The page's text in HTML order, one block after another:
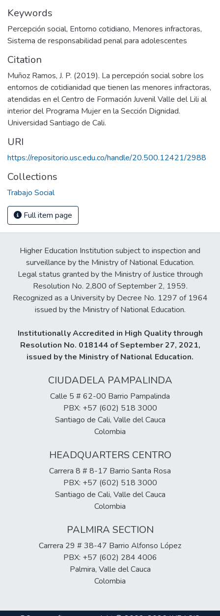
Keywords
Percepción social, Entorno cotidiano, Menores infractoras,
Sistema de responsabilidad penal para adolescentes
Citation
Muñoz Ramos, J. P. (2019). La percepción social sobre los
entornos de cotidianidad que tienen las menores infractoras,
atendidas en el Centro de Formación Juvenil Valle del Lili al
interior del Programa Mujer en la Sección Dignidad.
Universidad Santiago de Cali.
URI
https://repositorio.usc.edu.co/handle/20.500.12421/2988
Collections
Trabajo Social
Full item page
Higher Education Institution subject to inspection and
surveillance by the Ministry of National Education.
Legal status granted by the Ministry of Justice through
Resolution No. 2,800 of September 2, 1959.
Recognized as a University by Decree No. 1297 of 1964
issued by the Ministry of National Education.
Institutionally Accredited in High Quality through
Resolution No. 018144 of September 27, 2021,
issued by the Ministry of National Education.
CIUDADELA PAMPALINDA
Calle 5 # 62-00 Barrio Pampalinda
PBX: +57 (602) 518 3000
Santiago de Cali, Valle del Cauca
Colombia
HEADQUARTERS CENTRO
Carrera 8 # 8-17 Barrio Santa Rosa
PBX: +57 (602) 518 3000
Santiago de Cali, Valle del Cauca
Colombia
PALMIRA SECTION
Carrera 29 # 38-47 Barrio Alfonso López
PBX: +57 (602) 284 4006
Palmira, Valle del Cauca
Colombia